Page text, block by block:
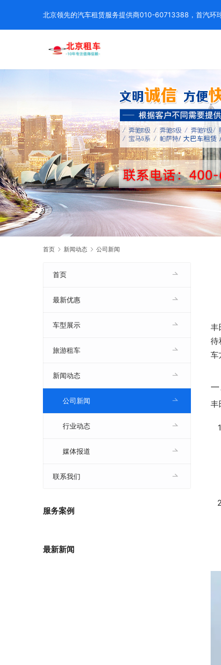
首页 新闻动态 公司新闻
丰
待
车
丰
首页
最新优惠
车型展示
旅游租车
新闻动态
公司新闻
行业动态
媒体报道
联系我们
服务案例
最新新闻
北京领先的汽车租赁服务提供商010-60713388，首汽环